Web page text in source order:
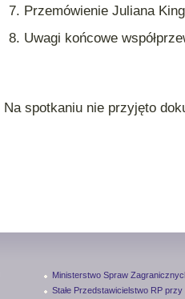
Przemówienie Juliana
Uwagi końcowe
Na spotkaniu nie przyjęto
Ministerstwo Spraw
Stałe Przedstawicielstwo RP przy